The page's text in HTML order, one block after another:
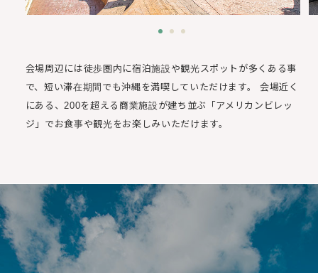
会場周辺には徒歩圏内に宿泊施設や観光スポットが多くある事
で、短い滞在期間でも沖縄を満喫していただけます。
会場近く
にある、200を超える商業施設が建ち並ぶ「アメリカンビレッ
ジ」でお食事や観光をお楽しみいただけます。